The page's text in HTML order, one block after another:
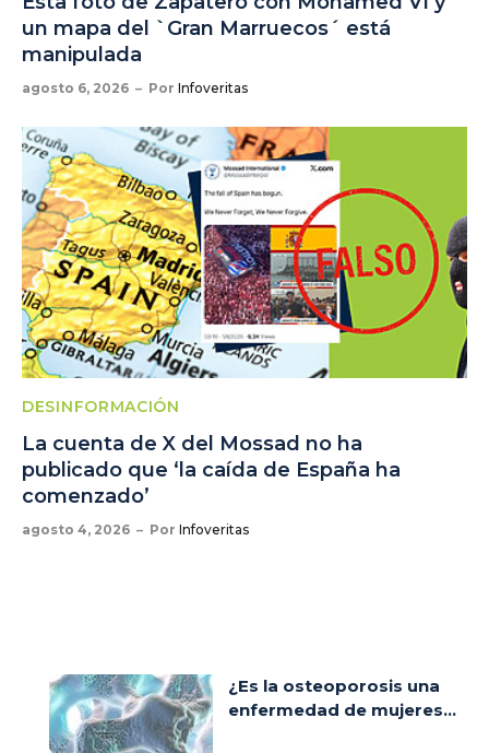
un mapa del `Gran Marruecos´ está
manipulada
agosto 6, 2026 Por Infoveritas
DESINFORMACIÓN
La cuenta de X del Mossad no ha
publicado que ‘la caída de España ha
comenzado’
agosto 4, 2026 Por Infoveritas
¿Es la osteoporosis una
enfermedad de mujeres...